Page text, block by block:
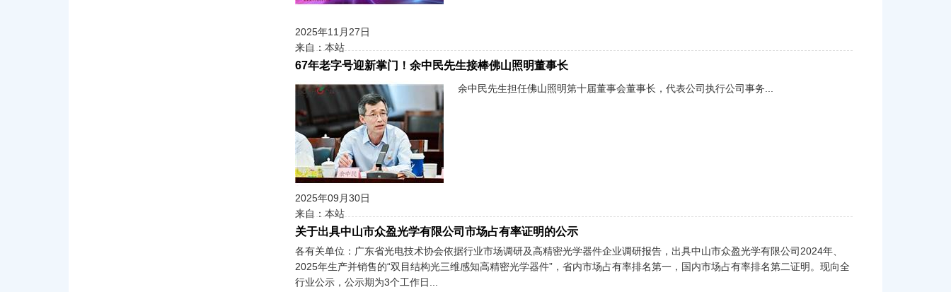
2025年11月27日
来自：本站
67年老字号迎新掌门！余中民先生接棒佛山照明董事长
余中民先生担任佛山照明第十届董事会董事长，代表公司执行公司事务...
2025年09月30日
来自：本站
关于出具中山市众盈光学有限公司市场占有率证明的公示
各有关单位：广东省光电技术协会依据行业市场调研及高精密光学器件企业调研报告，出具中山市众盈光学有限公司2024年、
2025年生产并销售的“双目结构光三维感知高精密光学器件”，省内市场占有率排名第一，国内市场占有率排名第二证明。现向全
行业公示，公示期为3个工作日...